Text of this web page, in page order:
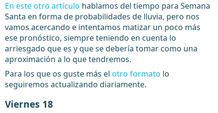
En este otro artículo hablamos del tiempo para Semana
Santa en forma de probabilidades de lluvia, pero nos
vamos acercando e intentamos matizar un poco más
ese pronóstico, siempre teniendo en cuenta lo
arriesgado que es y que se debería tomar como una
aproximación a lo que tendremos.
Para los que os guste más el otro formato lo
seguiremos actualizando diariamente.
Viernes 18